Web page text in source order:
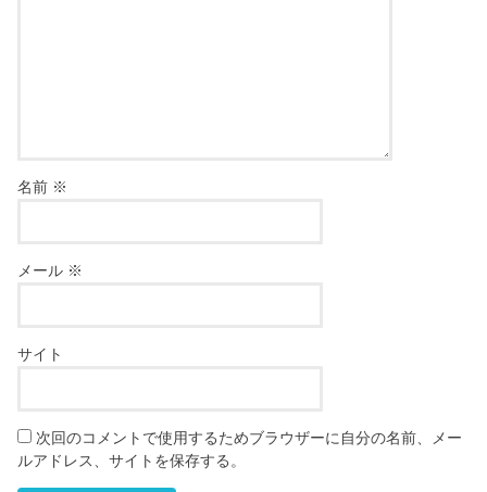
名前 ※
メール ※
サイト
次回のコメントで使用するためブラウザーに自分の名前、メー
ルアドレス、サイトを保存する。